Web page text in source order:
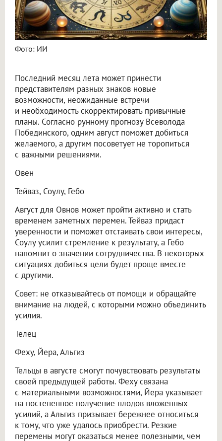
Фото: ИИ
Последний месяц лета может принести
представителям разных знаков новые
возможности, неожиданные встречи
и необходимость скорректировать привычные
планы. Согласно рунному прогнозу Всеволода
Побединского, одним август поможет добиться
желаемого, а другим посоветует не торопиться
с важными решениями.
Овен
Тейваз, Соулу, Гебо
Август для Овнов может пройти активно и стать
временем заметных перемен. Тейваз придаст
уверенности и поможет отстаивать свои интересы,
Соулу усилит стремление к результату, а Гебо
напомнит о значении сотрудничества. В некоторых
ситуациях добиться цели будет проще вместе
с другими.
Совет: не отказывайтесь от помощи и обращайте
внимание на людей, с которыми можно объединить
усилия.
Телец
Феху, Йера, Альгиз
Тельцы в августе смогут почувствовать результаты
своей предыдущей работы. Феху связана
с материальными возможностями, Йера указывает
на постепенное получение плодов вложенных
усилий, а Альгиз призывает бережнее относиться
к тому, что уже удалось приобрести. Резкие
перемены могут оказаться менее полезными, чем